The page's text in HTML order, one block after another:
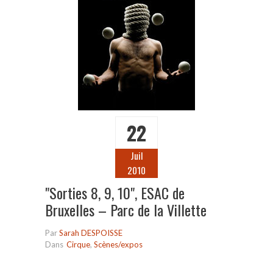
22
Juil
2010
"Sorties 8, 9, 10", ESAC de
Bruxelles – Parc de la Villette
ParSarah DESPOISSE
Dans Cirque, Scènes/expos